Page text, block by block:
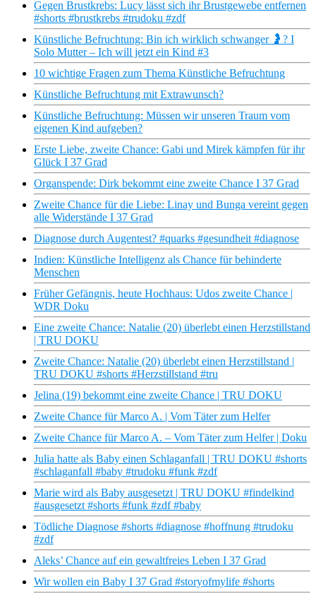
Gegen Brustkrebs: Lucy lässt sich ihr Brustgewebe entfernen
#shorts #brustkrebs #trudoku #zdf
Künstliche Befruchtung: Bin ich wirklich schwanger 🤰? I
Solo Mutter – Ich will jetzt ein Kind #3
10 wichtige Fragen zum Thema Künstliche Befruchtung
Künstliche Befruchtung mit Extrawunsch?
Künstliche Befruchtung: Müssen wir unseren Traum vom
eigenen Kind aufgeben?
Erste Liebe, zweite Chance: Gabi und Mirek kämpfen für ihr
Glück I 37 Grad
Organspende: Dirk bekommt eine zweite Chance I 37 Grad
Zweite Chance für die Liebe: Linay und Bunga vereint gegen
alle Widerstände I 37 Grad
Diagnose durch Augentest? #quarks #gesundheit #diagnose
Indien: Künstliche Intelligenz als Chance für behinderte
Menschen
Früher Gefängnis, heute Hochhaus: Udos zweite Chance |
WDR Doku
Eine zweite Chance: Natalie (20) überlebt einen Herzstillstand
| TRU DOKU
Zweite Chance: Natalie (20) überlebt einen Herzstillstand |
TRU DOKU #shorts #Herzstillstand #tru
Jelina (19) bekommt eine zweite Chance | TRU DOKU
Zweite Chance für Marco A. | Vom Täter zum Helfer
Zweite Chance für Marco A. – Vom Täter zum Helfer | Doku
Julia hatte als Baby einen Schlaganfall | TRU DOKU #shorts
#schlaganfall #baby #trudoku #funk #zdf
Marie wird als Baby ausgesetzt | TRU DOKU #findelkind
#ausgesetzt #shorts #funk #zdf #baby
Tödliche Diagnose #shorts #diagnose #hoffnung #trudoku
#zdf
Aleks’ Chance auf ein gewaltfreies Leben I 37 Grad
Wir wollen ein Baby I 37 Grad #storyofmylife #shorts